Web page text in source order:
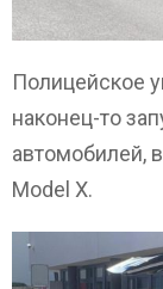
Полицейское
наконец-то
автомобилей,
Model X.